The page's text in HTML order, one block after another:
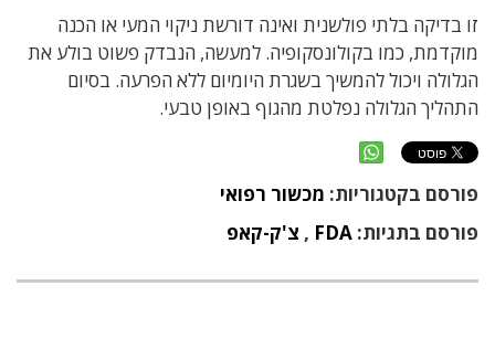
זו בדיקה בלתי פולשנית ואינה דורשת ניקוי המעי או הכנה
מוקדמת, כמו בקולונסקופיה. למעשה, הנבדק פשוט בולע את
הגלולה ויכול להמשיך בשגרת היומיום ללא הפרעה. בסיום
התהליך הגלולה נפלטת מהגוף באופן טבעי.
פורסם בקטגוריות: מכשור רפואי
פורסם בתגיות: FDA
, צ'ק-קאפ